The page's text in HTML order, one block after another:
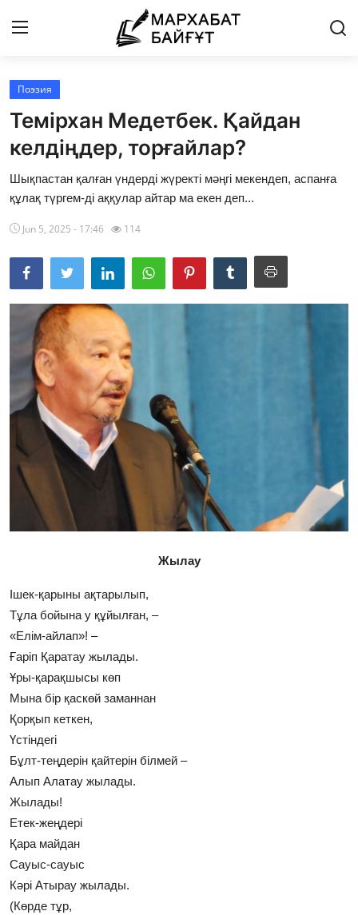
Басты бет
Байланыс
Мархабат Байғұт 80 жас
Із
Әдебиет
Әлем әдебиеті
Бейнебаян
Фотосуреттер
Көптеген
Поэзия
Темірхан Медетбек. Қайдан
келдiңдер, торғайлар?
Шықпастан қалған үндердi жүректi мәңгi мекендеп, аспанға
құлақ түргем-дi аққулар айтар ма екен деп...
Jun 5, 2025 - 17:46 114
Жылау
Ішек-қарыны ақтарылып,
Тұла бойына у құйылған, –
«Елім-айлап»! –
Ғаріп Қаратау жылады.
Ұры-қарақшысы көп
Мына бір қаскөй заманнан
Қорқып кеткен,
Үстіндегі
Бұлт-теңдерін қайтерін білмей –
Алып Алатау жылады.
Жылады!
Етек-жеңдері
Қара майдан
Сауыс-сауыс
Кәрі Атырау жылады.
(Көрде тұр,